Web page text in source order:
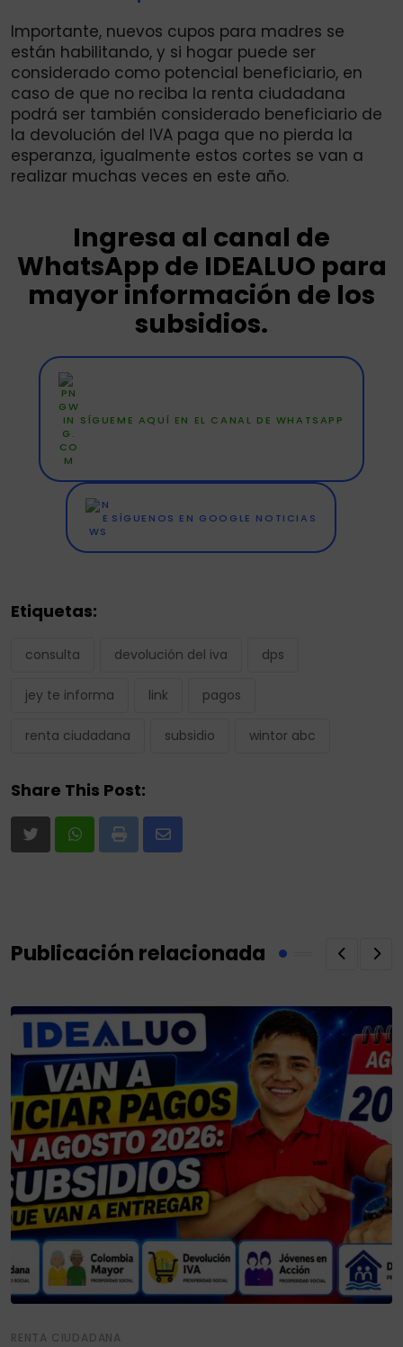
Importante, nuevos cupos para madres se
están habilitando, y si hogar puede ser
considerado como potencial beneficiario, en
caso de que no reciba la renta ciudadana
podrá ser también considerado beneficiario de
la devolución del IVA paga que no pierda la
esperanza, igualmente estos cortes se van a
realizar muchas veces en este año.
Ingresa al canal de
WhatsApp de IDEALUO para
mayor información de los
subsidios.
SÍGUEME AQUÍ EN EL CANAL DE WHATSAPP
SÍGUENOS EN GOOGLE NOTICIAS
Etiquetas:
consulta devolución del iva dps
jey te informa link pagos
renta ciudadana subsidio wintor abc
Share This Post:
Print
Share
Publicación relacionada
RENTA CIUDADANA